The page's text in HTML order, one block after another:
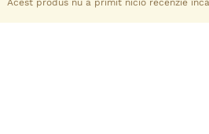
Acest produs nu a primit nicio recenzie